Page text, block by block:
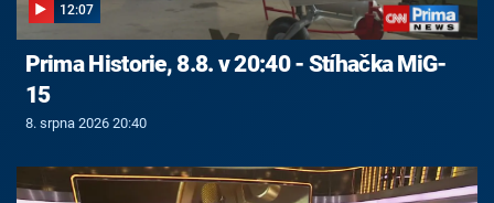
12:07
Prima Historie, 8.8. v 20:40 - Stíhačka MiG-
15
8. srpna 2026 20:40